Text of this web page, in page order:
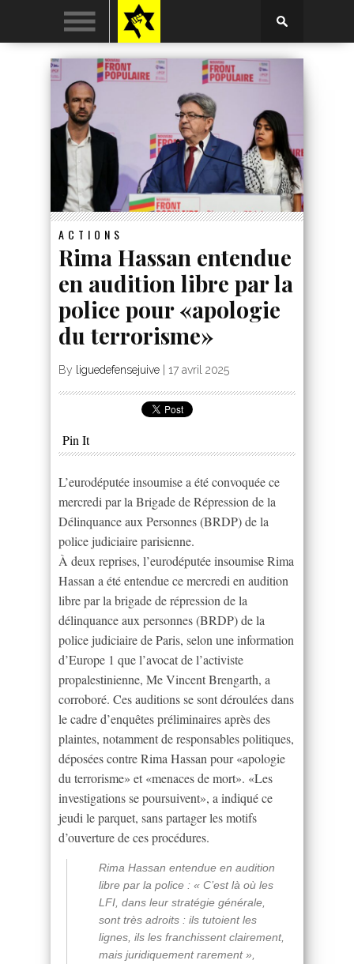
ACTIONS
Rima Hassan entendue
en audition libre par la
police pour «apologie
du terrorisme»
By liguedefensejuive 17 avril 2025
Pin It
L’eurodéputée insoumise a été convoquée ce
mercredi par la Brigade de Répression de la
Délinquance aux Personnes (BRDP) de la
police judiciaire parisienne.
À deux reprises, l’eurodéputée insoumise Rima
Hassan a été entendue ce mercredi en audition
libre par la brigade de répression de la
délinquance aux personnes (BRDP) de la
police judiciaire de Paris, selon une information
d’Europe 1 que l’avocat de l’activiste
propalestinienne, Me Vincent Brengarth, a
corroboré. Ces auditions se sont déroulées dans
le cadre d’enquêtes préliminaires après des
plaintes, notamment de responsables politiques,
déposées contre Rima Hassan pour «apologie
du terrorisme» et «menaces de mort». «Les
investigations se poursuivent», a indiqué ce
jeudi le parquet, sans partager les motifs
d’ouverture de ces procédures.
Rima Hassan entendue en audition
libre par la police : « C’est là où les
LFI, dans leur stratégie générale,
sont très adroits : ils tutoient les
lignes, ils les franchissent clairement,
mais juridiquement rarement »,